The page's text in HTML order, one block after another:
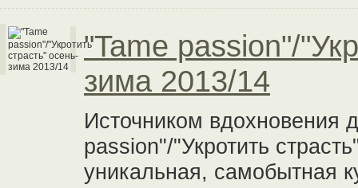
"Tame passion"/
зима 2013/14
Источником вдохновения
passion"/"Укротить
уникальная, самобытная